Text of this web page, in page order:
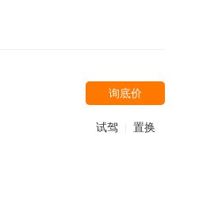
询底价
试驾 置换